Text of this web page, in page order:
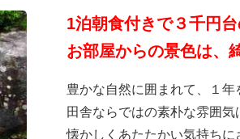
1泊朝食付きで３千円台
お部屋からの景色は、
豊かな自然に囲まれて、１年
田舎ならではの素朴な雰囲
懐かしくあたたかい気持ちに